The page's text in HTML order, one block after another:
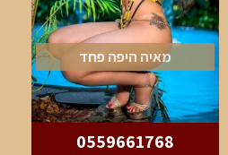
מאיה היפה פחד
0559661768